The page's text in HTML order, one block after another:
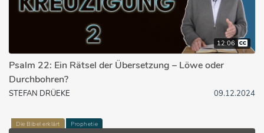
12:06
Psalm 22: Ein Rätsel der Übersetzung – Löwe oder
Durchbohren?
STEFAN DRÜEKE 09.12.2024
Die Bibel erklärt Prophetie